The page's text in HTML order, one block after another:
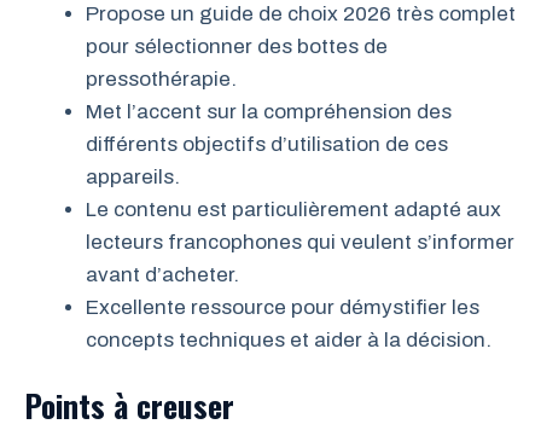
Propose un guide de choix 2026 très complet
pour sélectionner des bottes de
pressothérapie.
Met l’accent sur la compréhension des
différents objectifs d’utilisation de ces
appareils.
Le contenu est particulièrement adapté aux
lecteurs francophones qui veulent s’informer
avant d’acheter.
Excellente ressource pour démystifier les
concepts techniques et aider à la décision.
Points à creuser